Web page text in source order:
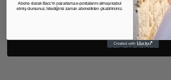
SEPETE EKLE
Abone olarak Bacc'ın pazarlama e-postalarını almayı kabul
etmiş olursunuz. İstediğiniz zaman abonelikten çıkabilirsiniz.